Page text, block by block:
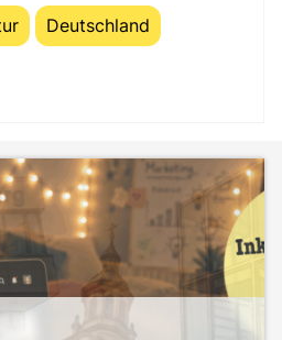
Deutschland